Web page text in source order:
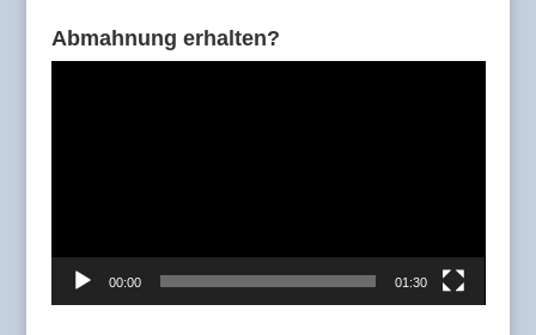
Abmahnung erhalten?
00:00 01:30